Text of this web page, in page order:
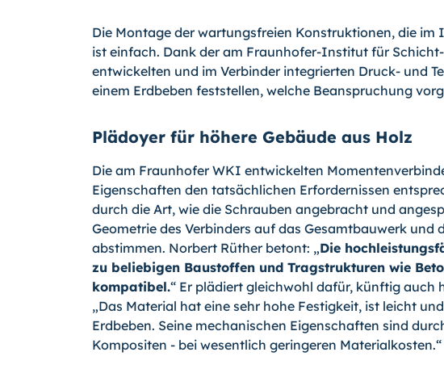
Die Montage der wartungsfreien Konstruktionen, die im
ist einfach. Dank der am Fraunhofer-Institut für
entwickelten und im Verbinder integrierten Druck- und
einem Erdbeben feststellen, welche Beanspruchung
Plädoyer für höhere Gebäude aus Holz
Die am Fraunhofer WKI entwickelten
Eigenschaften den tatsächlichen Erfordernissen
durch die Art, wie die Schrauben angebracht und
Geometrie des Verbinders auf das Gesamtbauwerk und
abstimmen. Norbert Rüther betont: „Die
zu beliebigen Baustoffen und Tragstrukturen wie
kompatibel.“ Er plädiert gleichwohl dafür, künftig auch
„Das Material hat eine sehr hohe Festigkeit, ist leicht
Erdbeben. Seine mechanischen Eigenschaften sind
Kompositen - bei wesentlich geringeren Materialkosten.“